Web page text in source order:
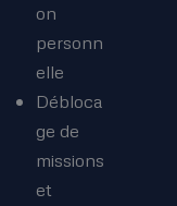
on
personn
elle
Débloca
ge de
missions
et